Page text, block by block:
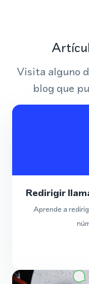
Visita alguno
blog que
Redirigir
Aprende a